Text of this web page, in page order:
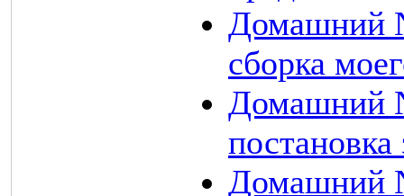
Домашний
сборка
Домашний
Домашний